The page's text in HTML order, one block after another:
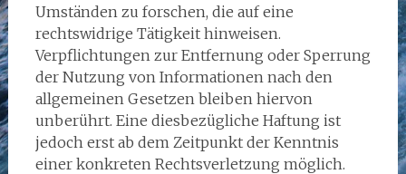
Umständen zu forschen, die auf eine
rechtswidrige Tätigkeit hinweisen.
Verpflichtungen zur Entfernung oder Sperrung
der Nutzung von Informationen nach den
allgemeinen Gesetzen bleiben hiervon
unberührt. Eine diesbezügliche Haftung ist
jedoch erst ab dem Zeitpunkt der Kenntnis
einer konkreten Rechtsverletzung möglich.